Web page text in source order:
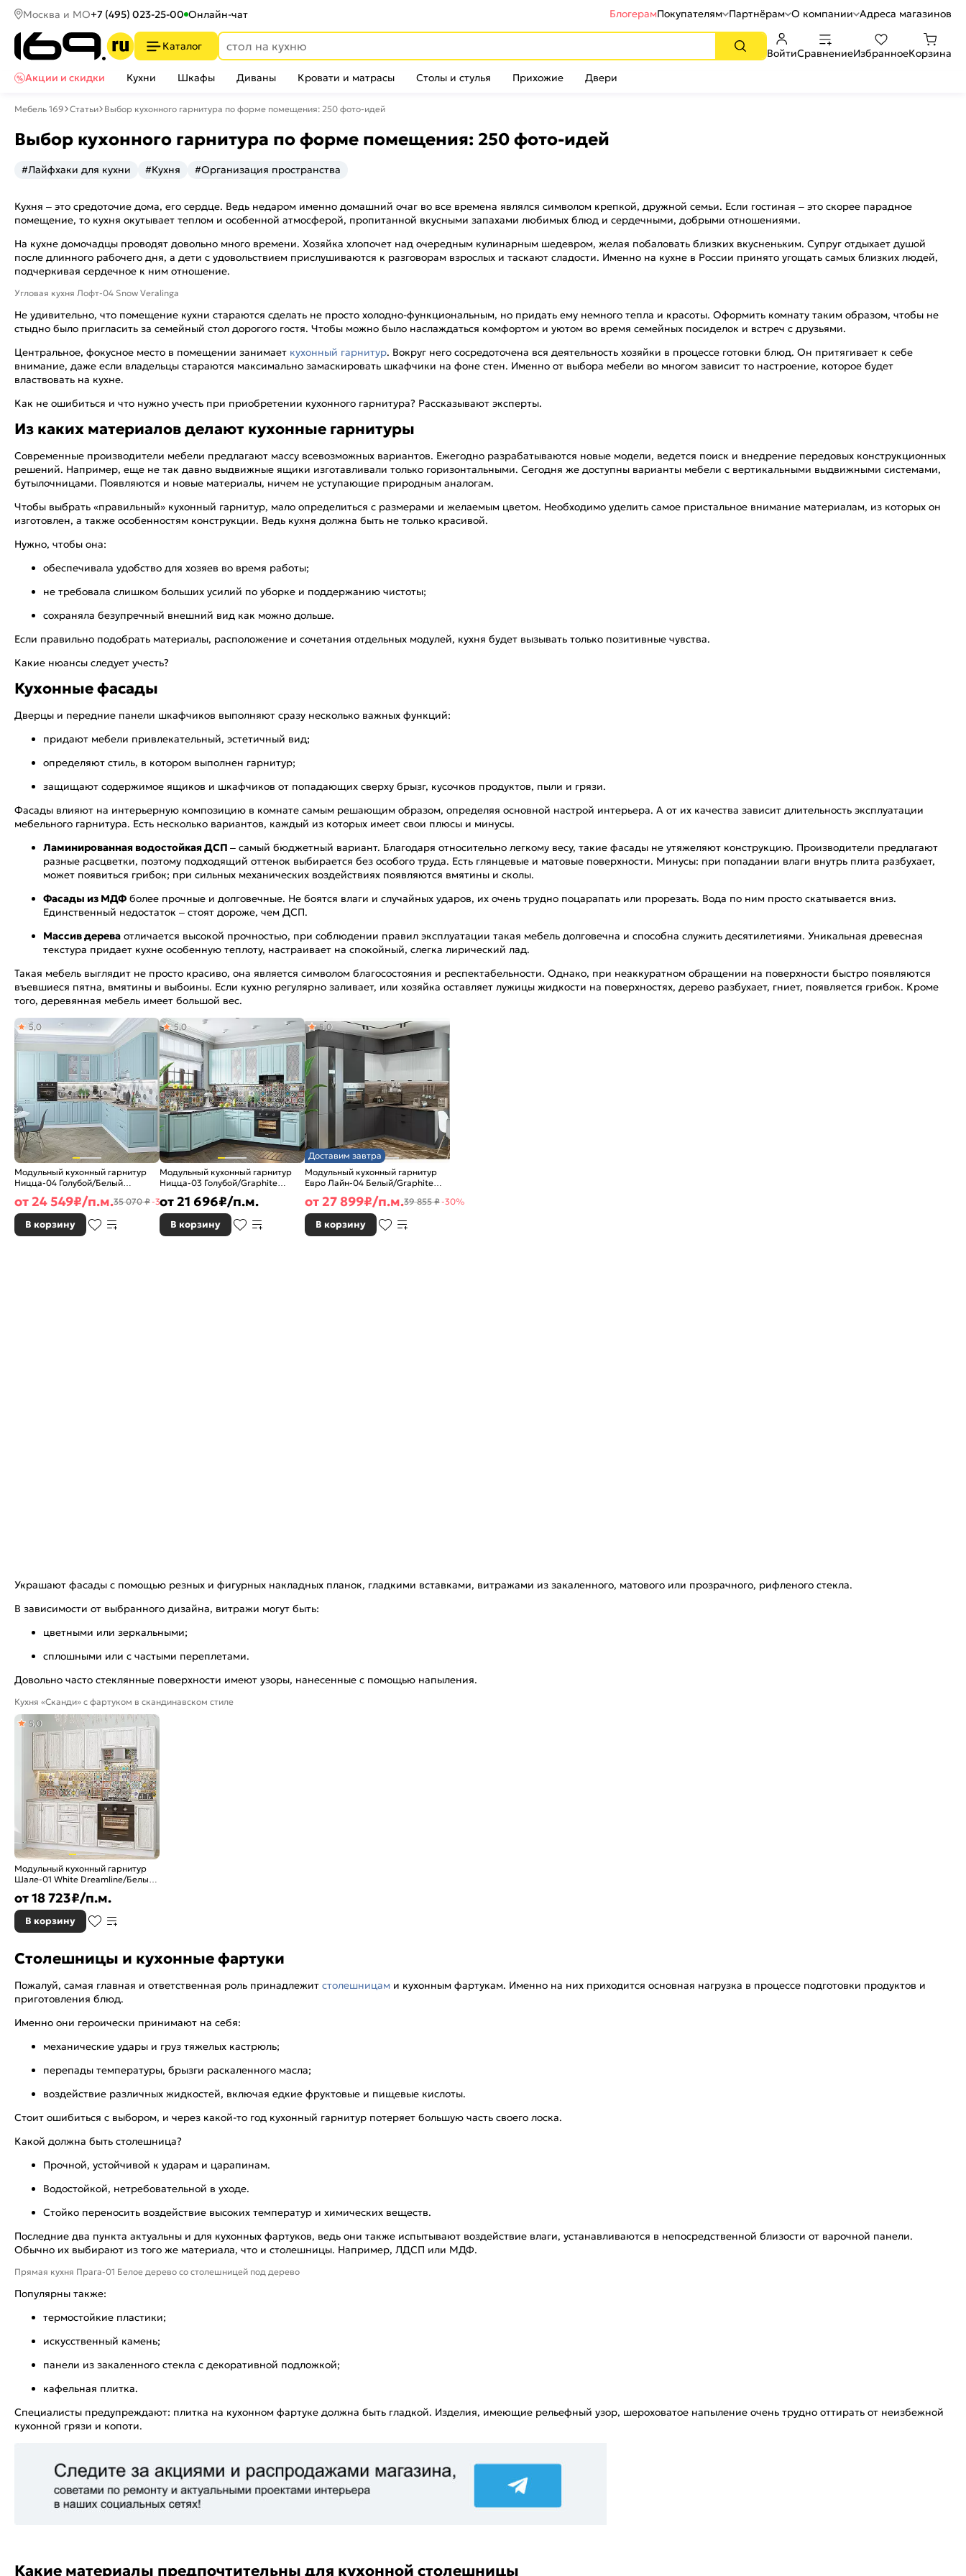
Москва и МО+7 (495) 023-25-00 Онлайн-чат БлогерамПокупателям Партнёрам О компании Адреса магазинов
Каталог
ВойтиСравнениеИзбранноеКорзина
Акции и скидки
Кухни Шкафы Диваны Кровати и матрасы Столы и стулья Прихожие Двери
Мебель 169 Статьи Выбор кухонного гарнитура по форме помещения: 250 фото-идей
Выбор кухонного гарнитура по форме помещения: 250 фото-идей
#Лайфхаки для кухни #Кухня #Организация пространства
Кухня – это средоточие дома, его сердце. Ведь недаром именно домашний очаг во все времена являлся символом крепкой, дружной семьи. Если гостиная – это скорее парадное
помещение, то кухня окутывает теплом и особенной атмосферой, пропитанной вкусными запахами любимых блюд и сердечными, добрыми отношениями.
На кухне домочадцы проводят довольно много времени. Хозяйка хлопочет над очередным кулинарным шедевром, желая побаловать близких вкусненьким. Супруг отдыхает душой
после длинного рабочего дня, а дети с удовольствием прислушиваются к разговорам взрослых и таскают сладости. Именно на кухне в России принято угощать самых близких людей,
подчеркивая сердечное к ним отношение.
Угловая кухня Лофт-04 Snow Veralinga
Не удивительно, что помещение кухни стараются сделать не просто холодно-функциональным, но придать ему немного тепла и красоты. Оформить комнату таким образом, чтобы не
стыдно было пригласить за семейный стол дорогого гостя. Чтобы можно было наслаждаться комфортом и уютом во время семейных посиделок и встреч с друзьями.
Центральное, фокусное место в помещении занимает кухонный гарнитур. Вокруг него сосредоточена вся деятельность хозяйки в процессе готовки блюд. Он притягивает к себе
внимание, даже если владельцы стараются максимально замаскировать шкафчики на фоне стен. Именно от выбора мебели во многом зависит то настроение, которое будет
властвовать на кухне.
Как не ошибиться и что нужно учесть при приобретении кухонного гарнитура? Рассказывают эксперты.
Из каких материалов делают кухонные гарнитуры
Современные производители мебели предлагают массу всевозможных вариантов. Ежегодно разрабатываются новые модели, ведется поиск и внедрение передовых конструкционных
решений. Например, еще не так давно выдвижные ящики изготавливали только горизонтальными. Сегодня же доступны варианты мебели с вертикальными выдвижными системами,
бутылочницами. Появляются и новые материалы, ничем не уступающие природным аналогам.
Чтобы выбрать «правильный» кухонный гарнитур, мало определиться с размерами и желаемым цветом. Необходимо уделить самое пристальное внимание материалам, из которых он
изготовлен, а также особенностям конструкции. Ведь кухня должна быть не только красивой.
Нужно, чтобы она:
обеспечивала удобство для хозяев во время работы;
не требовала слишком больших усилий по уборке и поддержанию чистоты;
сохраняла безупречный внешний вид как можно дольше.
Если правильно подобрать материалы, расположение и сочетания отдельных модулей, кухня будет вызывать только позитивные чувства.
Какие нюансы следует учесть?
Кухонные фасады
Дверцы и передние панели шкафчиков выполняют сразу несколько важных функций:
придают мебели привлекательный, эстетичный вид;
определяют стиль, в котором выполнен гарнитур;
защищают содержимое ящиков и шкафчиков от попадающих сверху брызг, кусочков продуктов, пыли и грязи.
Фасады влияют на интерьерную композицию в комнате самым решающим образом, определяя основной настрой интерьера. А от их качества зависит длительность эксплуатации
мебельного гарнитура. Есть несколько вариантов, каждый из которых имеет свои плюсы и минусы.
Ламинированная водостойкая ДСП – самый бюджетный вариант. Благодаря относительно легкому весу, такие фасады не утяжеляют конструкцию. Производители предлагают
разные расцветки, поэтому подходящий оттенок выбирается без особого труда. Есть глянцевые и матовые поверхности. Минусы: при попадании влаги внутрь плита разбухает,
может появиться грибок; при сильных механических воздействиях появляются вмятины и сколы.
Фасады из МДФ более прочные и долговечные. Не боятся влаги и случайных ударов, их очень трудно поцарапать или прорезать. Вода по ним просто скатывается вниз.
Единственный недостаток – стоят дороже, чем ДСП.
Массив дерева отличается высокой прочностью, при соблюдении правил эксплуатации такая мебель долговечна и способна служить десятилетиями. Уникальная древесная
текстура придает кухне особенную теплоту, настраивает на спокойный, слегка лирический лад.
Такая мебель выглядит не просто красиво, она является символом благосостояния и респектабельности. Однако, при неаккуратном обращении на поверхности быстро появляются
въевшиеся пятна, вмятины и выбоины. Если кухню регулярно заливает, или хозяйка оставляет лужицы жидкости на поверхностях, дерево разбухает, гниет, появляется грибок. Кроме
того, деревянная мебель имеет большой вес.
Модульный кухонный гарнитур
Ницца-04 Голубой/Белый
2340x3200/2700x600
5,0
от 24 549₽/п.м.35 070 ₽-30%
В корзину
Модульный кухонный гарнитур
Ницца-03 Голубой/Graphite
2340x1890/2400x600
5,0
от21 696₽/п.м.
В корзину
Доставим завтра
Модульный кухонный гарнитур
Евро Лайн-04 Белый/Graphite
2500x2400/1890x600
5,0
от 27 899₽/п.м.39 855 ₽-30%
В корзину
Украшают фасады с помощью резных и фигурных накладных планок, гладкими вставками, витражами из закаленного, матового или прозрачного, рифленого стекла.
В зависимости от выбранного дизайна, витражи могут быть:
цветными или зеркальными;
сплошными или с частыми переплетами.
Довольно часто стеклянные поверхности имеют узоры, нанесенные с помощью напыления.
Кухня «Сканди» с фартуком в скандинавском стиле
Модульный кухонный гарнитур
Шале-01 White Dreamline/Белый
5,0
от18 723₽/п.м.
В корзину
Столешницы и кухонные фартуки
Пожалуй, самая главная и ответственная роль принадлежит столешницам и кухонным фартукам. Именно на них приходится основная нагрузка в процессе подготовки продуктов и
приготовления блюд.
Именно они героически принимают на себя:
механические удары и груз тяжелых кастрюль;
перепады температуры, брызги раскаленного масла;
воздействие различных жидкостей, включая едкие фруктовые и пищевые кислоты.
Стоит ошибиться с выбором, и через какой-то год кухонный гарнитур потеряет большую часть своего лоска.
Какой должна быть столешница?
Прочной, устойчивой к ударам и царапинам.
Водостойкой, нетребовательной в уходе.
Стойко переносить воздействие высоких температур и химических веществ.
Последние два пункта актуальны и для кухонных фартуков, ведь они также испытывают воздействие влаги, устанавливаются в непосредственной близости от варочной панели.
Обычно их выбирают из того же материала, что и столешницы. Например, ЛДСП или МДФ.
Прямая кухня Прага-01 Белое дерево со столешницей под дерево
Популярны также:
термостойкие пластики;
искусственный камень;
панели из закаленного стекла с декоративной подложкой;
кафельная плитка.
Специалисты предупреждают: плитка на кухонном фартуке должна быть гладкой. Изделия, имеющие рельефный узор, шероховатое напыление очень трудно оттирать от неизбежной
кухонной грязи и копоти.
Какие материалы предпочтительны для кухонной столешницы